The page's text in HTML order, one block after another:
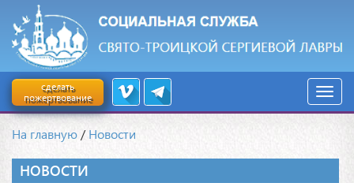
сделать
пожертвование
На главную /Новости
НОВОСТИ